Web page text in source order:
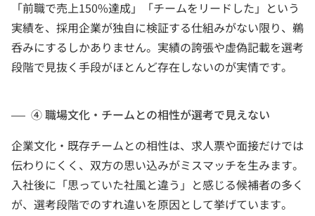
「前職で売上150%達成」「チームをリードした」という
実績を、採用企業が独自に検証する仕組みがない限り、鵜
呑みにするしかありません。実績の誇張や虚偽記載を選考
段階で見抜く手段がほとんど存在しないのが実情です。
④ 職場文化・チームとの相性が選考で見えない
企業文化・既存チームとの相性は、求人票や面接だけでは
伝わりにくく、双方の思い込みがミスマッチを生みます。
入社後に「思っていた社風と違う」と感じる候補者の多く
が、選考段階でのすれ違いを原因として挙げています。